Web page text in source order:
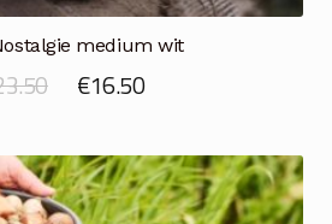
medium wit
Oorspronkelijke
was:
€23.50.
€16.50Huidige
is:
€16.50.